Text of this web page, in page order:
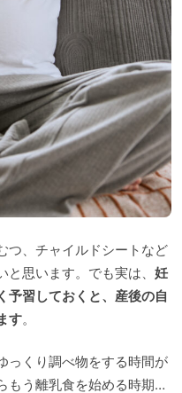
つ、チャイルドシートなど
思います。でも実は、 妊
予習しておくと、産後の自
す。
っくり調べ物をする時間が
もう離乳食を始める時期…